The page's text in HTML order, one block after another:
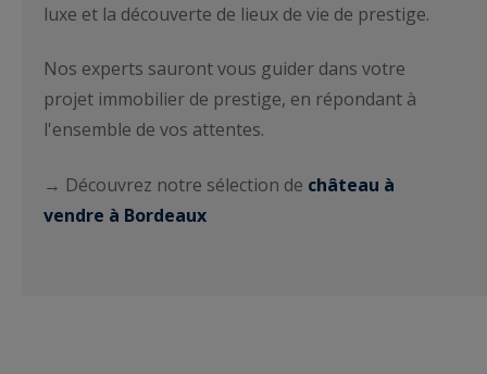
luxe et la découverte de lieux de vie de prestige.
Nos experts sauront vous guider dans votre
projet immobilier de prestige, en répondant à
l'ensemble de vos attentes.
→ Découvrez notre sélection de château à
vendre à Bordeaux